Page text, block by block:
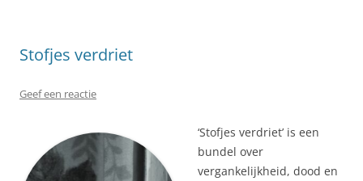
Stofjes verdriet
Geef een reactie
‘Stofjes verdriet’ is een
bundel over
vergankelijkheid, dood en